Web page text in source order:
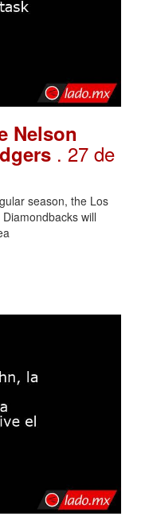
Nelson
. 27 de
season, the Los
will